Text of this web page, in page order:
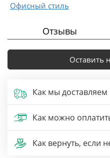
Офисный стиль
Отзывы
Оставить
Как мы доставляем
Как можно
Как вернуть, если